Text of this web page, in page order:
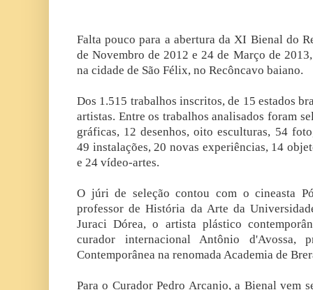
Falta pouco para a abertura da XI Bienal do
de Novembro de 2012 e 24 de Março de
na cidade de São Félix, no Recôncavo baiano.
Dos 1.515 trabalhos inscritos, de 15 estados
artistas. Entre os trabalhos analisados foram
gráficas, 12 desenhos, oito esculturas, 54
49 instalações, 20 novas experiências, 14
e 24 vídeo-artes.
O júri de seleção contou com o cineasta
professor de História da Arte da
Juraci Dórea, o artista plástico
curador internacional Antônio d'Avossa,
Contemporânea na renomada Academia de
Para o Curador Pedro Arcanjo, a Bienal vem